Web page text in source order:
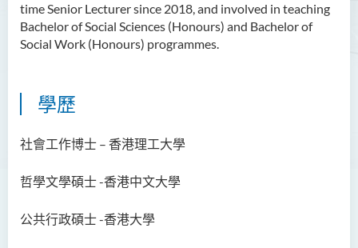
time Senior Lecturer since 2018, and involved in teaching
Bachelor of Social Sciences (Honours) and Bachelor of
Social Work (Honours) programmes.
學歷
社會工作博士 – 香港理工大學
哲學文學碩士 -香港中文大學
公共行政碩士 -香港大學
Ms Clara LAW Ying Tsz
Mr LUK Yiu Tung
Prof WONG Yu Cheung
Prof LAM Ching Man